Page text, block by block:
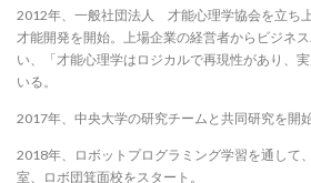
2012年、一般社団法人 才能心理学協会を立ち
才能開発を開始。上場企業の経営者からビジネ
い、「才能心理学はロジカルで再現性があり、
いる。
2017年、中央大学の研究チームと共同研究を開始
2018年、ロボットプログラミング学習を通して
室、ロボ団箕面校をスタート。